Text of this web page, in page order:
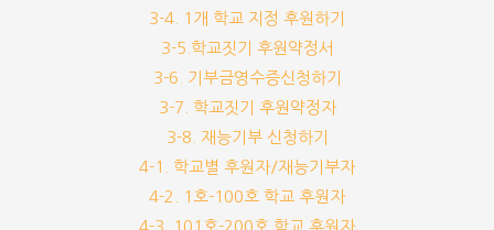
3-4. 1개 학교 지정 후원하기
3-5.학교짓기 후원약정서
3-6. 기부금영수증신청하기
3-7. 학교짓기 후원약정자
3-8. 재능기부 신청하기
4-1. 학교별 후원자/재능기부자
4-2. 1호-100호 학교 후원자
4-3. 101호-200호 학교 후원자